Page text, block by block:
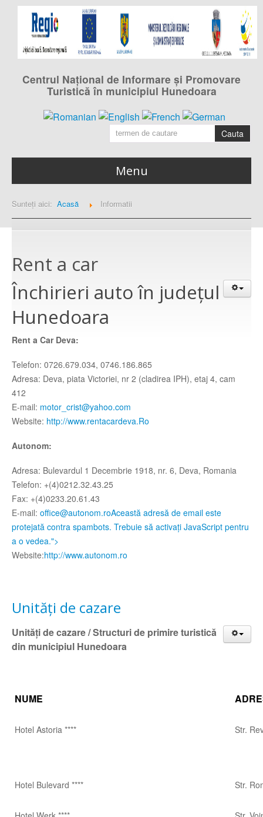
Centrul Naţional de Informare şi Promovare
Turistică în municipiul Hunedoara
Cauta
Menu
Acasa
pagina principală
Atracții turistice
istoricul orasului
Informatii
inchiriaza o masina
Centre de promovare
retea nationala de informare
HARTA C.N.I.P.T
adrese relevante
Sunteți aici: Acasă Informatii
Rent a car
Închirieri auto în județul
Hunedoara
Rent a Car Deva:
Telefon: 0726.679.034, 0746.186.865
Adresa: Deva, piata Victoriei, nr 2 (cladirea IPH), etaj 4, cam
412
E-mail: motor_crist@yahoo.com
Website: http://www.rentacardeva.Ro
Autonom:
Adresa: Bulevardul 1 Decembrie 1918, nr. 6, Deva, Romania
Telefon: +(4)0212.32.43.25
Fax: +(4)0233.20.61.43
E-mail: office@autonom.roAceastă adresă de email este
protejată contra spambots. Trebuie să activați JavaScript pentru
a o vedea.">
Website:http://www.autonom.ro
Unități de cazare
Unități de cazare / Structuri de primire turistică
din municipiul Hunedoara
NUME
Hotel Astoria **** Str.
Hotel Bulevard **** Str.